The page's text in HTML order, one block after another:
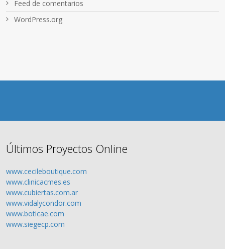
Feed de comentarios
WordPress.org
Últimos Proyectos Online
www.cecileboutique.com
www.clinicacmes.es
www.cubiertas.com.ar
www.vidalycondor.com
www.boticae.com
www.siegecp.com